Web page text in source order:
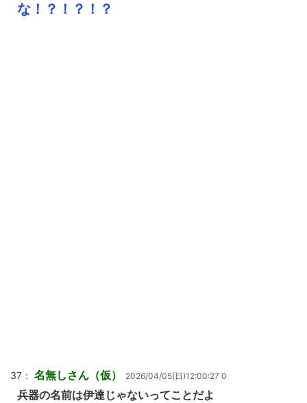
な！？！？！？
37： 名無しさん（仮） 2026/04/05(日)12:00:27 0
兵器の名前は伊達じゃないってことだよ